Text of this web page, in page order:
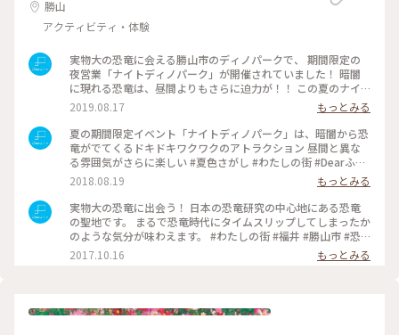
勝山
アクティビティ・体験
実物大の恐竜に会える勝山市のディノパークで、 期間限定の
夜営業「ナイトディノパーク」が開催されていました！ 暗闇
に現れる恐竜は、昼間よりもさらに迫力が！！ この夏のナイ
トディノパークは残念ながら終了しています。次回をお楽しみ
に！ #ナイトディノパーク #ディノパーク #かつやま恐竜の森
#恐竜博物館 #恐竜 #恐竜王国福井 #福井県勝山市 #ことり
っぷ福井 #Dearふくい #旅のひととき #夏旅2019 #わたしの街
2019.08.17
もっとみる
夏の期間限定イベント「ナイトディノパーク」は、暗闇から恐
竜がでてくるドキドキワクワクのアトラクション 昼間と異な
る雰囲気がさらに楽しい #夏色さがし #わたしの街 #Dearふく
い #ことりっぷ福井 #福井県 #福井 #勝山 #かつやまディノパー
ク #Dearふくい勝山
2018.08.19
もっとみる
実物大の恐竜に出会う！ 日本の恐竜研究の中心地にある恐竜
の聖地です。 まるで恐竜時代にタイムスリップしてしまったか
のような気分が味わえます。 #わたしの街 #福井 #勝山市 #恐
竜 #Dearふくい #fukui #ことりっぷ福井
2017.10.16 もっとみる